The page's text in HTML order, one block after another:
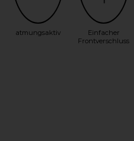
atmungsaktiv
Einfacher
Frontverschluss